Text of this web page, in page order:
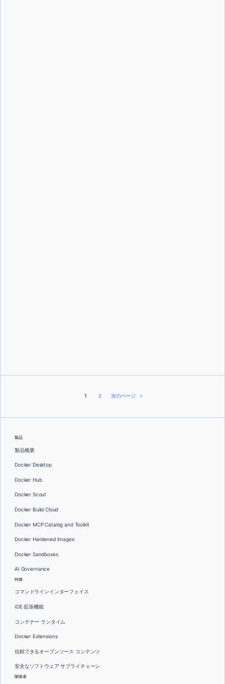
1 2 次のページ
製品
製品概要
Docker Desktop
Docker Hub
Docker Scout
Docker Build Cloud
Docker MCP Catalog and Toolkit
Docker Hardened Images
Docker Sandboxes
AI Governance
特徴
コマンドラインインターフェイス
IDE 拡張機能
コンテナー ランタイム
Docker Extensions
信頼できるオープンソース コンテンツ
安全なソフトウェア サプライチェーン
開発者